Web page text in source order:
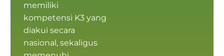
memiliki
kompetensi K3 yang
diakui secara
nasional, sekaligus